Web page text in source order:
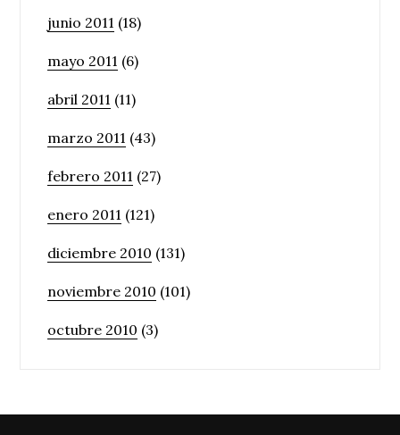
junio 2011 (18)
mayo 2011 (6)
abril 2011 (11)
marzo 2011 (43)
febrero 2011 (27)
enero 2011 (121)
diciembre 2010 (131)
noviembre 2010 (101)
octubre 2010 (3)